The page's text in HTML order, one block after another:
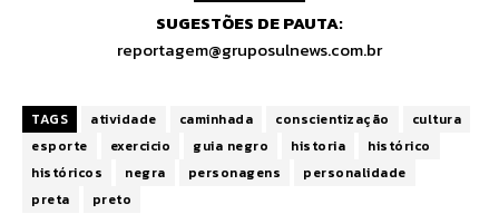
SUGESTÕES DE PAUTA:
reportagem@gruposulnews.com.br
TAGS atividade caminhada conscientização
cultura
esporte
exercicio guia negro historia
histórico
históricos
negra personagens
personalidade
preta
preto